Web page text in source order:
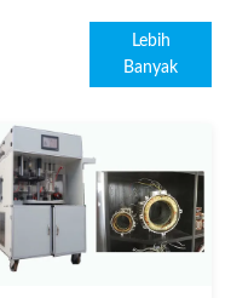
Lebih
Banyak